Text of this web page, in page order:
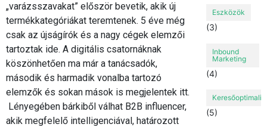
„varázsszavakat” először bevetik, akik új
termékkategóriákat teremtenek. 5 éve még
csak az újságírók és a nagy cégek elemzői
tartoztak ide. A digitális csatornáknak
köszönhetően ma már a tanácsadók,
második és harmadik vonalba tartozó
elemzők és sokan mások is megjelentek itt.
Lényegében bárkiből válhat B2B influencer,
akik megfelelő intelligenciával, határozott
Eszközök
(3)
Inbound
Marketing
(4)
(5)